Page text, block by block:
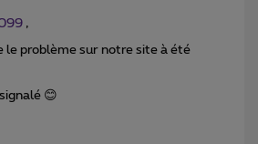
,
le problème sur notre site à été
😊